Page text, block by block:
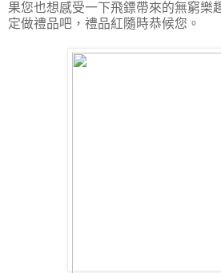
果您也想感受一下飛鏢帶來的無窮樂
定做禮品吧，禮品紅隨時恭候您。